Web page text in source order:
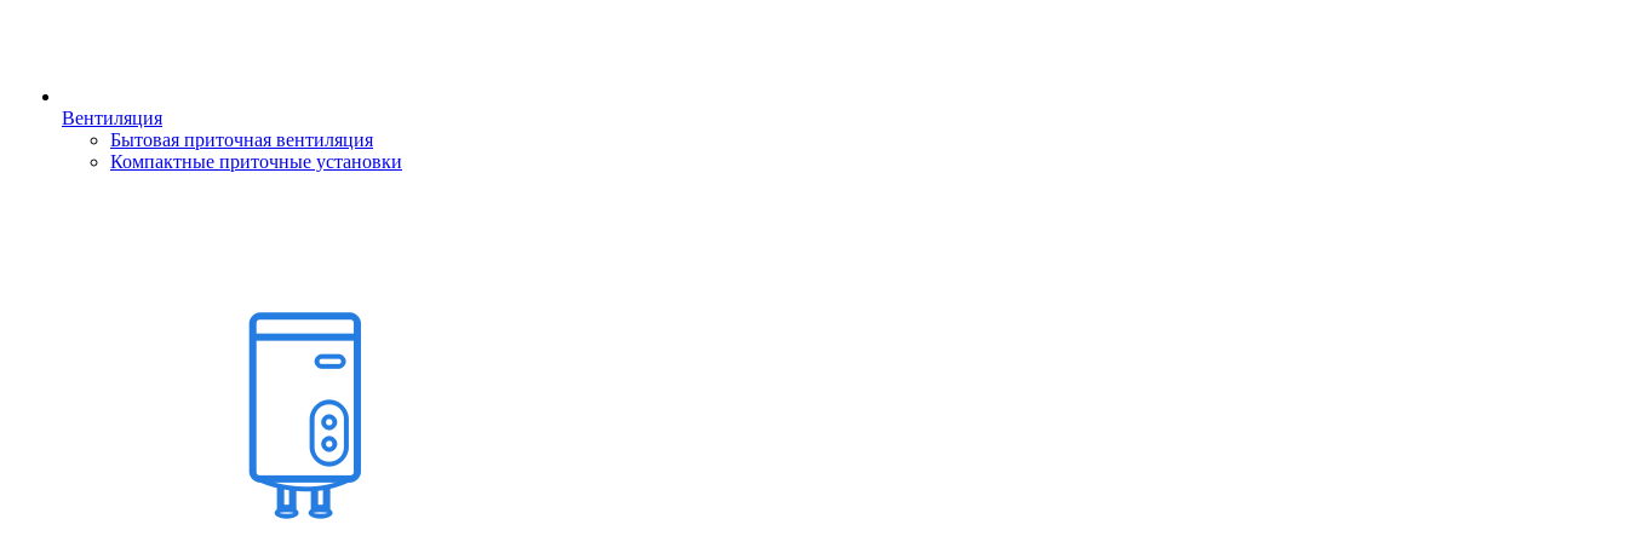
Вентиляция
Бытовая приточная вентиляция
Компактные приточные установки